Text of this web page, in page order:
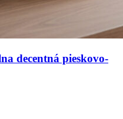
decentná pieskovo-